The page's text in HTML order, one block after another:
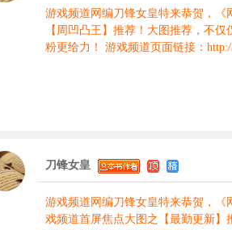
游戏频道网编刀锋女皇特来恭贺，
【周凹凸王】推荐！大图推荐，不
粉更给力！ 游戏频道页面链接：
刀锋女皇
游戏频道网编刀锋女皇特来恭贺，
戏频道首屏焦点大图之【最勤更新